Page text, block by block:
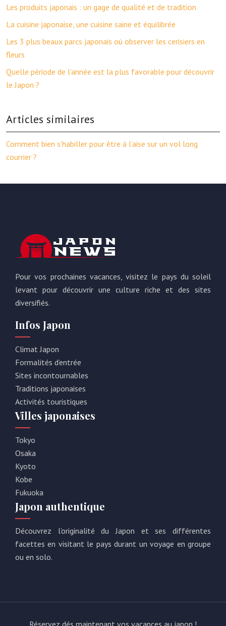
Les produits japonais : un gage de qualité et de tradition
La cuisine japonaise, une cuisine saine et équilibrée
Les 3 plus beaux parcs japonais où observer les cerisiers en
fleurs
Quelle période de l’année est la plus favorable pour découvrir
le Japon ?
Articles similaires
Comment bien s’habiller pour être à l’aise sur un vol long
courrier ?
Pour vos prochaines vacances, visitez le pays du soleil
levant pour découvrir une culture riche et des sites
diversifiés.
Infos Japon
Climat Japon
Formalités d’entrée
Sites incontournables
Traditions japonaises
Activités touristiques
Villes japonaises
Tokyo
Osaka
Kyoto
Kobe
Fukuoka
Japon authentique
Découvrez l’originalité du Japon et ses différentes
facettes en visitant le pays durant un voyage en groupe
ou en solo.